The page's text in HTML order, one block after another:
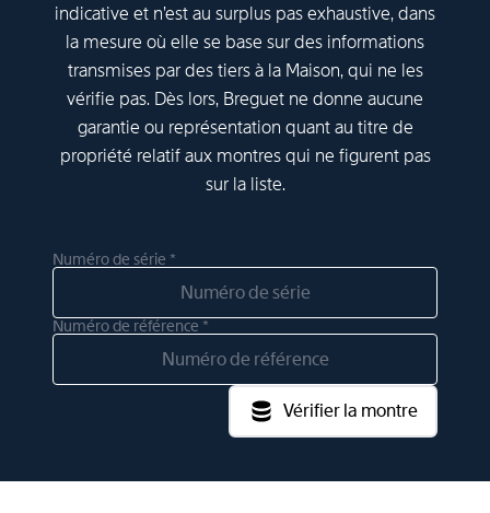
indicative et n’est au surplus pas exhaustive, dans
la mesure où elle se base sur des informations
transmises par des tiers à la Maison, qui ne les
vérifie pas. Dès lors, Breguet ne donne aucune
garantie ou représentation quant au titre de
propriété relatif aux montres qui ne figurent pas
sur la liste.
Numéro de série *
Numéro de référence *
Vérifier la montre